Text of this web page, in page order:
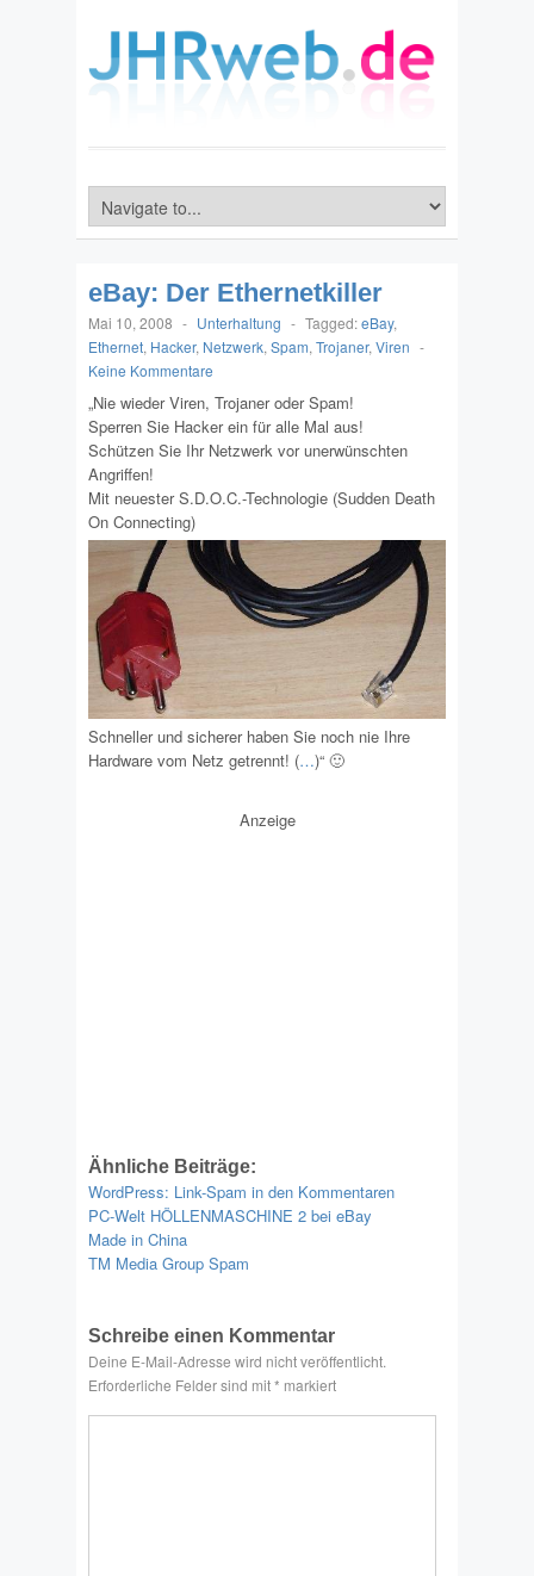
eBay: Der Ethernetkiller
Mai 10, 2008 - Unterhaltung - Tagged:eBay,
Ethernet, Hacker, Netzwerk, Spam, Trojaner, Viren -
Keine Kommentare
„Nie wieder Viren, Trojaner oder Spam!
Sperren Sie Hacker ein für alle Mal aus!
Schützen Sie Ihr Netzwerk vor unerwünschten
Angriffen!
Mit neuester S.D.O.C.-Technologie (Sudden Death
On Connecting)
Schneller und sicherer haben Sie noch nie Ihre
Hardware vom Netz getrennt! (…)“ 🙂
Anzeige
Ähnliche Beiträge:
WordPress: Link-Spam in den Kommentaren
PC-Welt HÖLLENMASCHINE 2 bei eBay
Made in China
TM Media Group Spam
Schreibe einen Kommentar
Deine E-Mail-Adresse wird nicht veröffentlicht.
Erforderliche Felder sind mit* markiert